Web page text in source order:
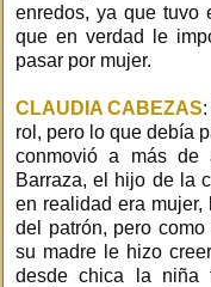
enredos, ya que tuvo
que en verdad le
pasar por mujer.
CLAUDIA CABEZAS
rol, pero lo que debía
conmovió a más de
Barraza, el hijo de la
en realidad era
del patrón, pero
su madre le hizo
desde chica la niña